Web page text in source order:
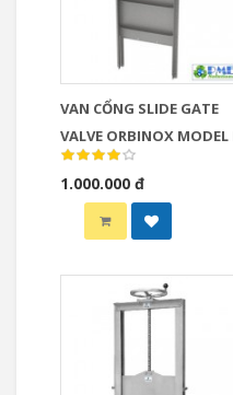
VAN CỔNG SLIDE GATE
VALVE ORBINOX MODEL
1.000.000 đ